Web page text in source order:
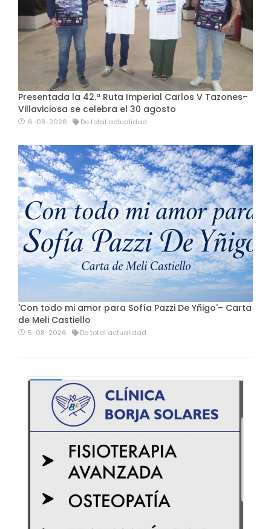
Presentada la 42.ª Ruta Imperial Carlos V Tazones–
Villaviciosa se celebra el 30 agosto
6-08-2026 De total actualidad
'Con todo mi amor para Sofía Pazzi De Yñigo'– Carta
de Meli Castiello
5-08-2026 De total actualidad